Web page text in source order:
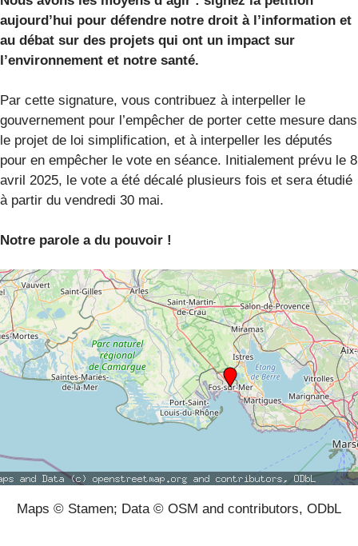
aujourd’hui pour défendre notre droit à l’information et
au débat sur des projets qui ont un impact sur
l’environnement et notre santé.
Par cette signature, vous contribuez à interpeller le
gouvernement pour l’empêcher de porter cette mesure dans
le projet de loi simplification, et à interpeller les députés
pour en empêcher le vote en séance. Initialement prévu le 8
avril 2025, le vote a été décalé plusieurs fois et sera étudié
à partir du vendredi 30 mai.
Notre parole a du pouvoir !
Maps © Stamen; Data © OSM and contributors, ODbL